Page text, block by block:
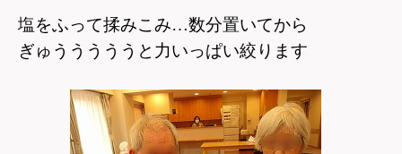
塩をふって揉みこみ…数分置いてから
ぎゅうううううと力いっぱい絞ります